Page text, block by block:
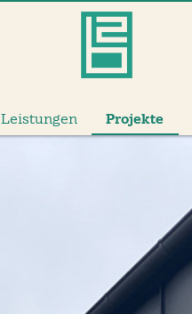
Leistungen Projekte